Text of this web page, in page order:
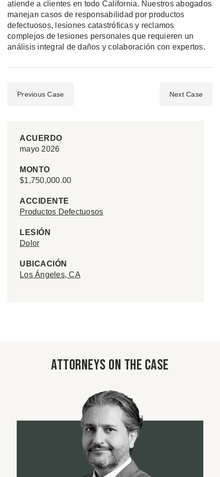
atiende a clientes en todo California. Nuestros abogados
manejan casos de responsabilidad por productos
defectuosos, lesiones catastróficas y reclamos
complejos de lesiones personales que requieren un
análisis integral de daños y colaboración con expertos.
Previous Case Next Case
ACUERDO
mayo 2026
MONTO
$1,750,000.00
ACCIDENTE
Productos Defectuosos
LESIÓN
Dolor
UBICACIÓN
Los Ángeles, CA
Attorneys on the case